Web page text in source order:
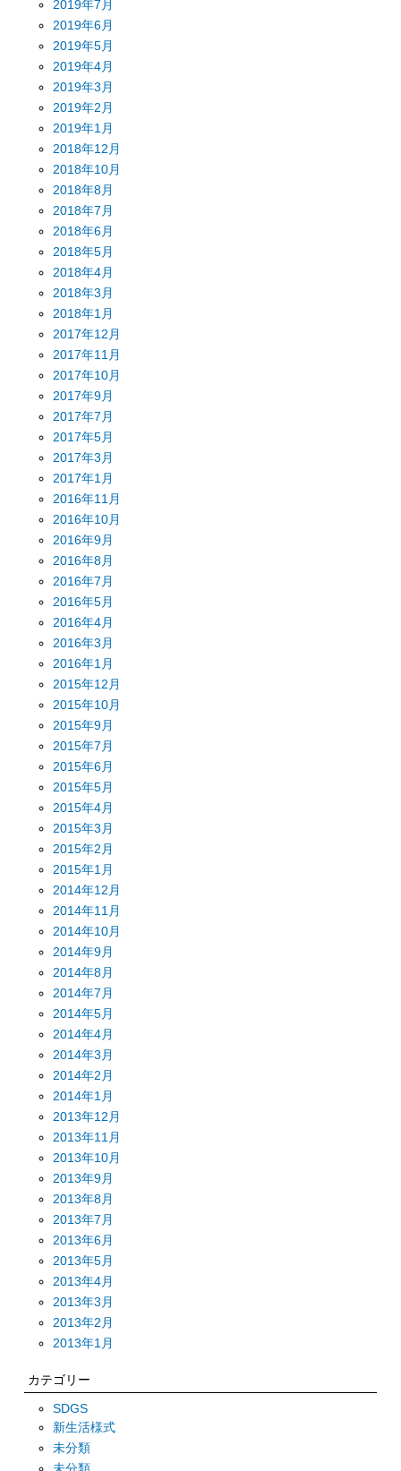
2019年7月
2019年6月
2019年5月
2019年4月
2019年3月
2019年2月
2019年1月
2018年12月
2018年10月
2018年8月
2018年7月
2018年6月
2018年5月
2018年4月
2018年3月
2018年1月
2017年12月
2017年11月
2017年10月
2017年9月
2017年7月
2017年5月
2017年3月
2017年1月
2016年11月
2016年10月
2016年9月
2016年8月
2016年7月
2016年5月
2016年4月
2016年3月
2016年1月
2015年12月
2015年10月
2015年9月
2015年7月
2015年6月
2015年5月
2015年4月
2015年3月
2015年2月
2015年1月
2014年12月
2014年11月
2014年10月
2014年9月
2014年8月
2014年7月
2014年5月
2014年4月
2014年3月
2014年2月
2014年1月
2013年12月
2013年11月
2013年10月
2013年9月
2013年8月
2013年7月
2013年6月
2013年5月
2013年4月
2013年3月
2013年2月
2013年1月
カテゴリー
SDGS
新生活様式
未分類
未分類